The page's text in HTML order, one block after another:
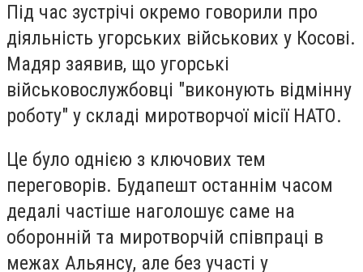
Під час зустрічі окремо говорили про
діяльність угорських військових у Косові.
Мадяр заявив, що угорські
військовослужбовці "виконують відмінну
роботу" у складі миротворчої місії НАТО.
Це було однією з ключових тем
переговорів. Будапешт останнім часом
дедалі частіше наголошує саме на
оборонній та миротворчій співпраці в
межах Альянсу, але без участі у